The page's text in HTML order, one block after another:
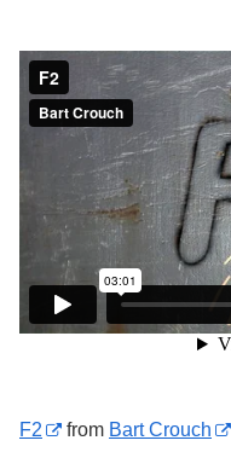
F2 from Bart Crouch